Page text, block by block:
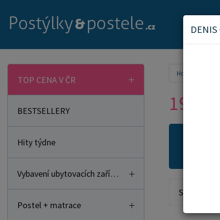
TOP CENA V ČR
BESTSELLERY
Hity týdne
Vybavení ubytovacích zařízení
Postel + matrace
Home
Seřadit od:
DENIS